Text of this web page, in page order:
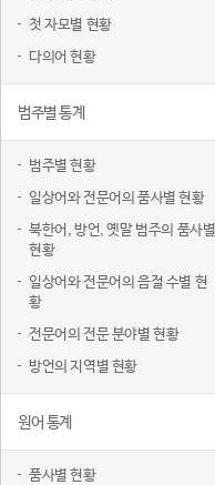
첫 자모별 현황
다의어 현황
범주별 통계
범주별 현황
일상어와 전문어의 품사별 현황
북한어, 방언, 옛말 범주의 품사별
현황
일상어와 전문어의 음절 수별 현
황
전문어의 전문 분야별 현황
방언의 지역별 현황
원어 통계
품사별 현황